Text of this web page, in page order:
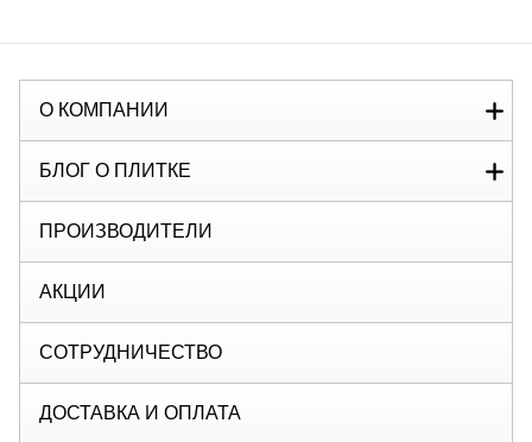
О КОМПАНИИ
БЛОГ О ПЛИТКЕ
ПРОИЗВОДИТЕЛИ
АКЦИИ
СОТРУДНИЧЕСТВО
ДОСТАВКА И ОПЛАТА